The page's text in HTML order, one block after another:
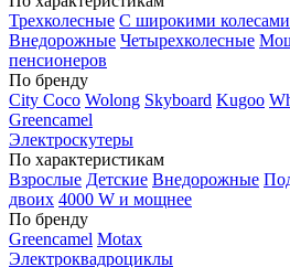
Трехколесные С широкими колесами
Внедорожные Четырехколесные
пенсионеров
По бренду
City Coco Wolong Skyboard Kugoo
Greencamel
Электроскутеры
По характеристикам
Взрослые Детские Внедорожные
двоих 4000 W и мощнее
По бренду
Greencamel Motax
Электроквадроциклы